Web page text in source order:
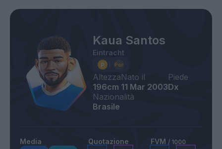
Kaua Santos
Eintracht
Altezza
196cm
Nato il
11 Mar 2003
Piede
Dx
Nazionalità
Brasile
Media Quotazione FVM / 1000